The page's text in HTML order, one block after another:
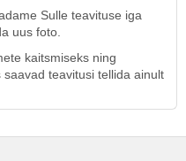
Sulle teavituse iga
uus foto.
kaitsmiseks ning
teavitusi tellida ainult